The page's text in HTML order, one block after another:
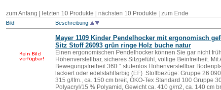
zum Anfang letzten 10 Produkte nächsten 10 Produkte zum Ende
Bild Beschreibung
Mayer 1109 Kinder Pendelhocker mit ergonomisch
Sitz Stoff 26093 grün ringe Holz buche natur
Einen ergonomischen Pendelhocker können Sie gar nicht
Höhenverstellbar, sicheres Sitzgefühl, völlige Beinfreiheit.
Bewegungsfreiheit 360 ° stufenlos Höhenverstellbar
lackiert oder edelstahlfarbig (EF) Stoffbezüge: Gruppe 26
315 g/lfm., ca. 150 cm breit, ÖKO-Tex Standard 100 Gruppe
Polyacryl/15 % Polyamid, Gewicht ca. 410 g/m2, ca. 140 cm